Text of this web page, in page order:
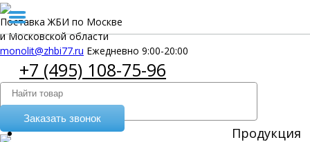
Продукция
Поставка ЖБИ по Москве
и Московской области
monolit@zhbi77.ru Ежедневно 9:00-20:00
+7 (495) 108-75-96
Заказать звонок